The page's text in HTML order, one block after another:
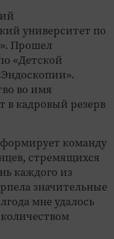
университет по
Прошел
«Детской
во имя
в кадровый резерв
команду
стремящихся
каждого из
значительные
мне удалось